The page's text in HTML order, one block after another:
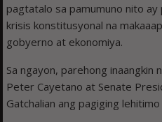
pagtatalo sa pamumuno nito
krisis konstitusyonal na
gobyerno at ekonomiya.
Sa ngayon, parehong inaangkin
Peter Cayetano at Senate
Gatchalian ang pagiging